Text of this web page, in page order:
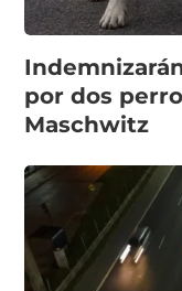
por dos
Maschwitz